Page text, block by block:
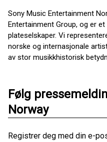
Sony Music Entertainment
Entertainment Group, og er
plateselskaper. Vi
norske og internasjonale
av stor musikkhistorisk
Følg
Norway
Registrer deg med din e-